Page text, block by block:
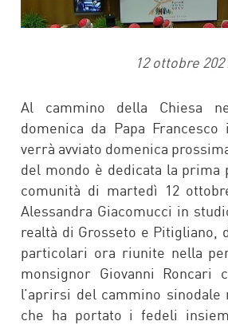
12 ottobre
Al cammino della Chiesa
domenica da Papa
verrà avviato domenica
del mondo è dedicata la prima
comunità di martedì 12
Alessandra Giacomucci in
realtà di Grosseto e Pitigliano,
particolari ora riunite nella
monsignor Giovanni Roncari
l’aprirsi del cammino
che ha portato i fedeli